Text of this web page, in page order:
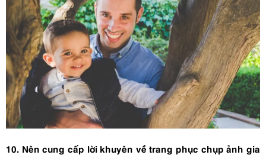
10. Nên cung cấp lời khuyên về trang phục chụp ảnh gia